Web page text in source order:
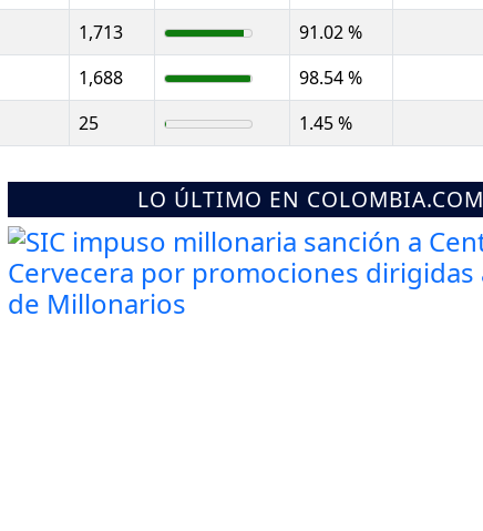
1,713
91.02 %
1,688
98.54 %
25 1.45 %
LO ÚLTIMO EN COLOMBIA.COM